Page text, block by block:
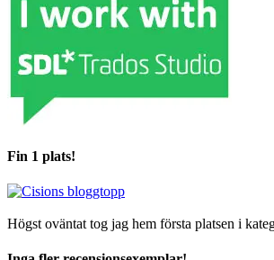
Fin 1 plats!
Högst oväntat tog jag hem första platsen i